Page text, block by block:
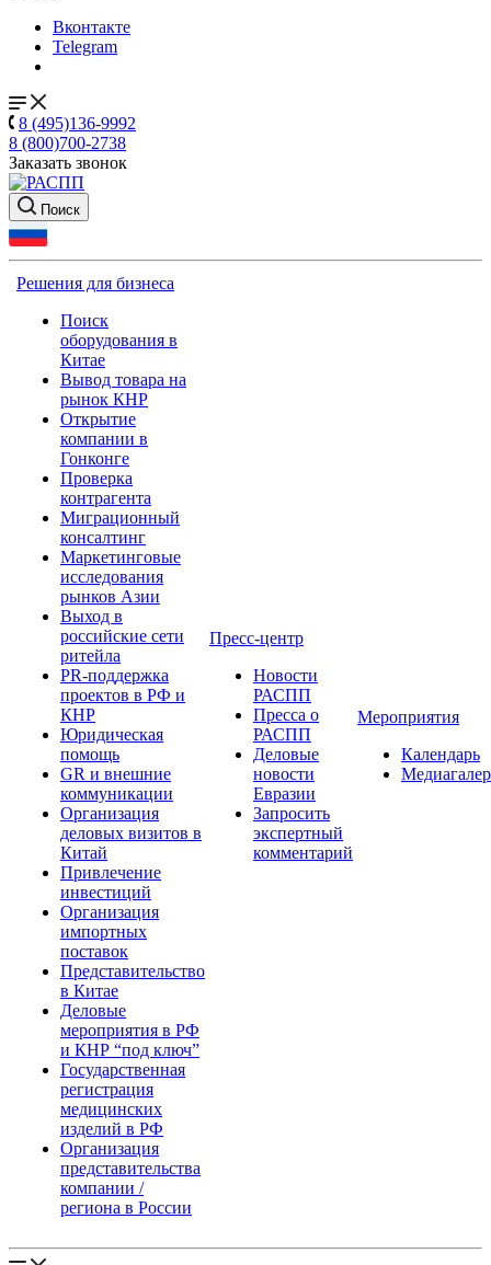
Вконтакте
Telegram
8 (495)136-9992
8 (800)700-2738
Заказать звонок
Поиск
Решения для бизнеса
Поиск
оборудования в
Китае
Вывод товара на
рынок КНР
Открытие
компании в
Гонконге
Проверка
контрагента
Миграционный
консалтинг
Маркетинговые
исследования
рынков Азии
Выход в
российские сети
ритейла
PR-поддержка
проектов в РФ и
КНР
Юридическая
помощь
GR и внешние
коммуникации
Организация
деловых визитов в
Китай
Привлечение
инвестиций
Организация
импортных
поставок
Представительство
в Китае
Деловые
мероприятия в РФ
и КНР “под ключ”
Государственная
регистрация
медицинских
изделий в РФ
Организация
представительства
компании /
региона в России
Пресс-центр
Новости
РАСПП
Пресса о
РАСПП
Деловые
новости
Евразии
Запросить
экспертный
комментарий
Мероприятия
Календарь